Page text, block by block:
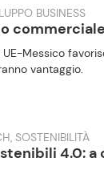
BUSINESS
Messico
vantaggio.
SOSTENIBILITÀ
4.0: a